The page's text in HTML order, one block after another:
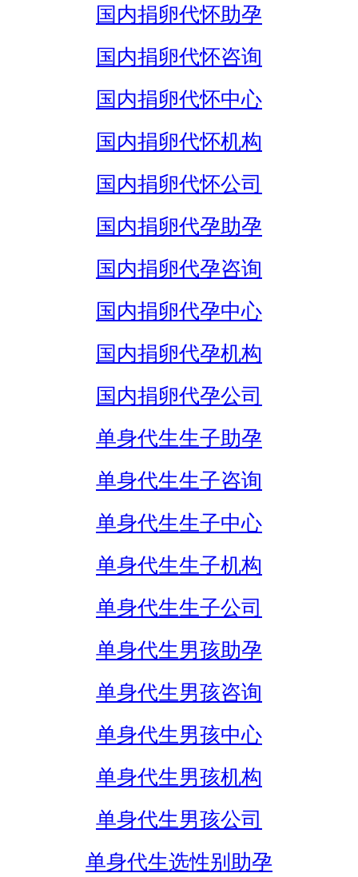
国内捐卵代怀助孕
国内捐卵代怀咨询
国内捐卵代怀中心
国内捐卵代怀机构
国内捐卵代怀公司
国内捐卵代孕助孕
国内捐卵代孕咨询
国内捐卵代孕中心
国内捐卵代孕机构
国内捐卵代孕公司
单身代生生子助孕
单身代生生子咨询
单身代生生子中心
单身代生生子机构
单身代生生子公司
单身代生男孩助孕
单身代生男孩咨询
单身代生男孩中心
单身代生男孩机构
单身代生男孩公司
单身代生选性别助孕